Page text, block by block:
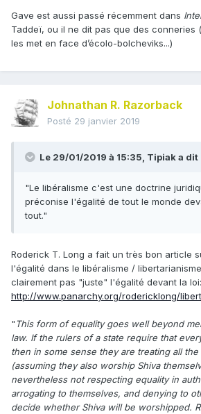
Gave est aussi passé récemment dans
Taddeï, ou il ne dit pas que des conneries
les met en face d’écolo-bolcheviks...)
Johnathan R. Razorback
Posté 29 janvier 2019
Le 29/01/2019 à 15:35, Tipiaka dit
"Le libéralisme c'est une doctrine
préconise l'égalité de tout le monde
tout."
Roderick T. Long a fait un très bon article
l'égalité dans le libéralisme /
clairement pas "juste" l'égalité devant la loi:
http://www.panarchy.org/rodericklong/
"This form of equality goes well beyond
law. If the rulers of a state require that
then in some sense they are treating all
(assuming they also worship Shiva
nevertheless not respecting equality in
arrogating to themselves, and denying to
decide whether Shiva will be worshipped.